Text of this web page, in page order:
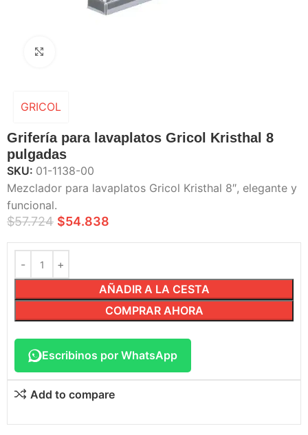
Grifería para lavaplatos Gricol Kristhal 8
pulgadas
GRICOL
SKU: 01-1138-00
Mezclador para lavaplatos Gricol Kristhal 8″, elegante y
funcional.
$57.724 $54.838
AÑADIR A LA CESTA
COMPRAR AHORA
Escribinos por WhatsApp
Add to compare